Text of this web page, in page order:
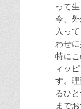
って
今、
入っ
わせ
特に
ィッ
す。
るひ
まで